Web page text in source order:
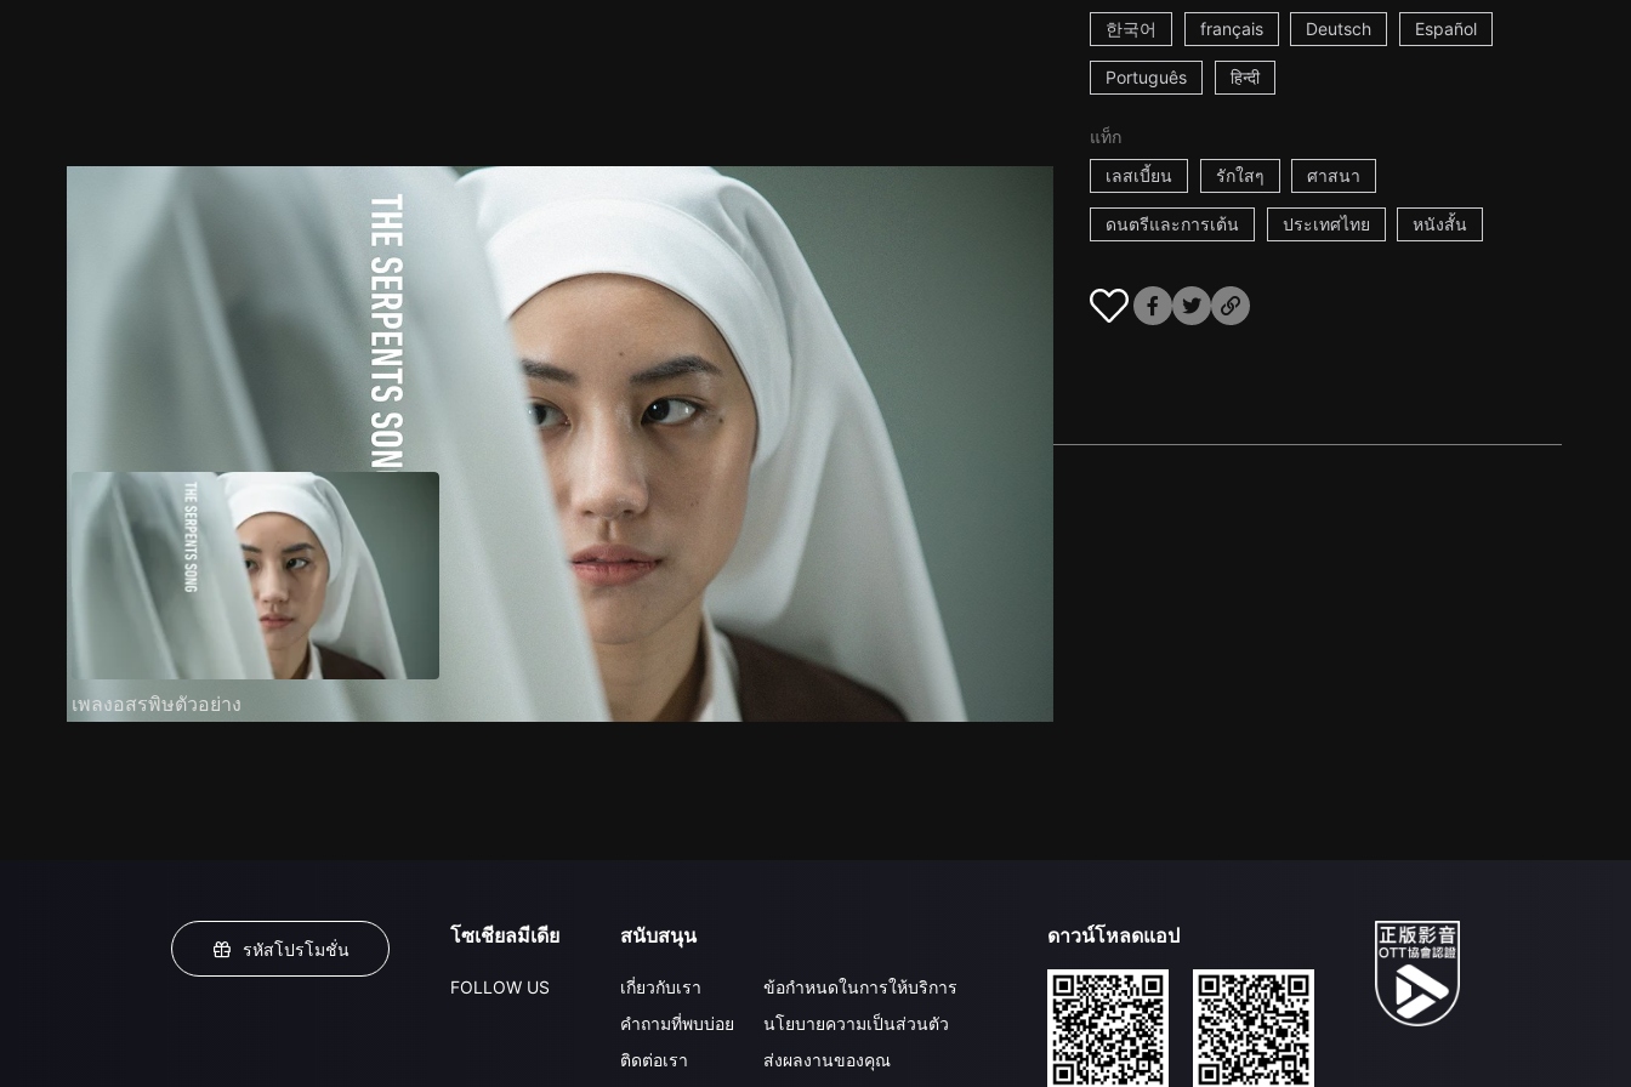
한국어 français Deutsch Español
Português हिन्दी
แท็ก
เลสเบี้ยน
รักใสๆ ศาสนา
ดนตรีและการเต้น ประเทศไทย หนังสั้น
เนื้อหาที่แนะนำ รายละเอียด
เพลงอสรพิษตัวอย่าง
รหัสโปรโมชั่น
โซเชียลมีเดีย
FOLLOW US
สนับสนุน
เกี่ยวกับเรา
คำถามที่พบบ่อย
ติดต่อเรา
ข้อกำหนดในการให้บริการ
นโยบายความเป็นส่วนตัว
ส่งผลงานของคุณ
ดาวน์โหลดแอป